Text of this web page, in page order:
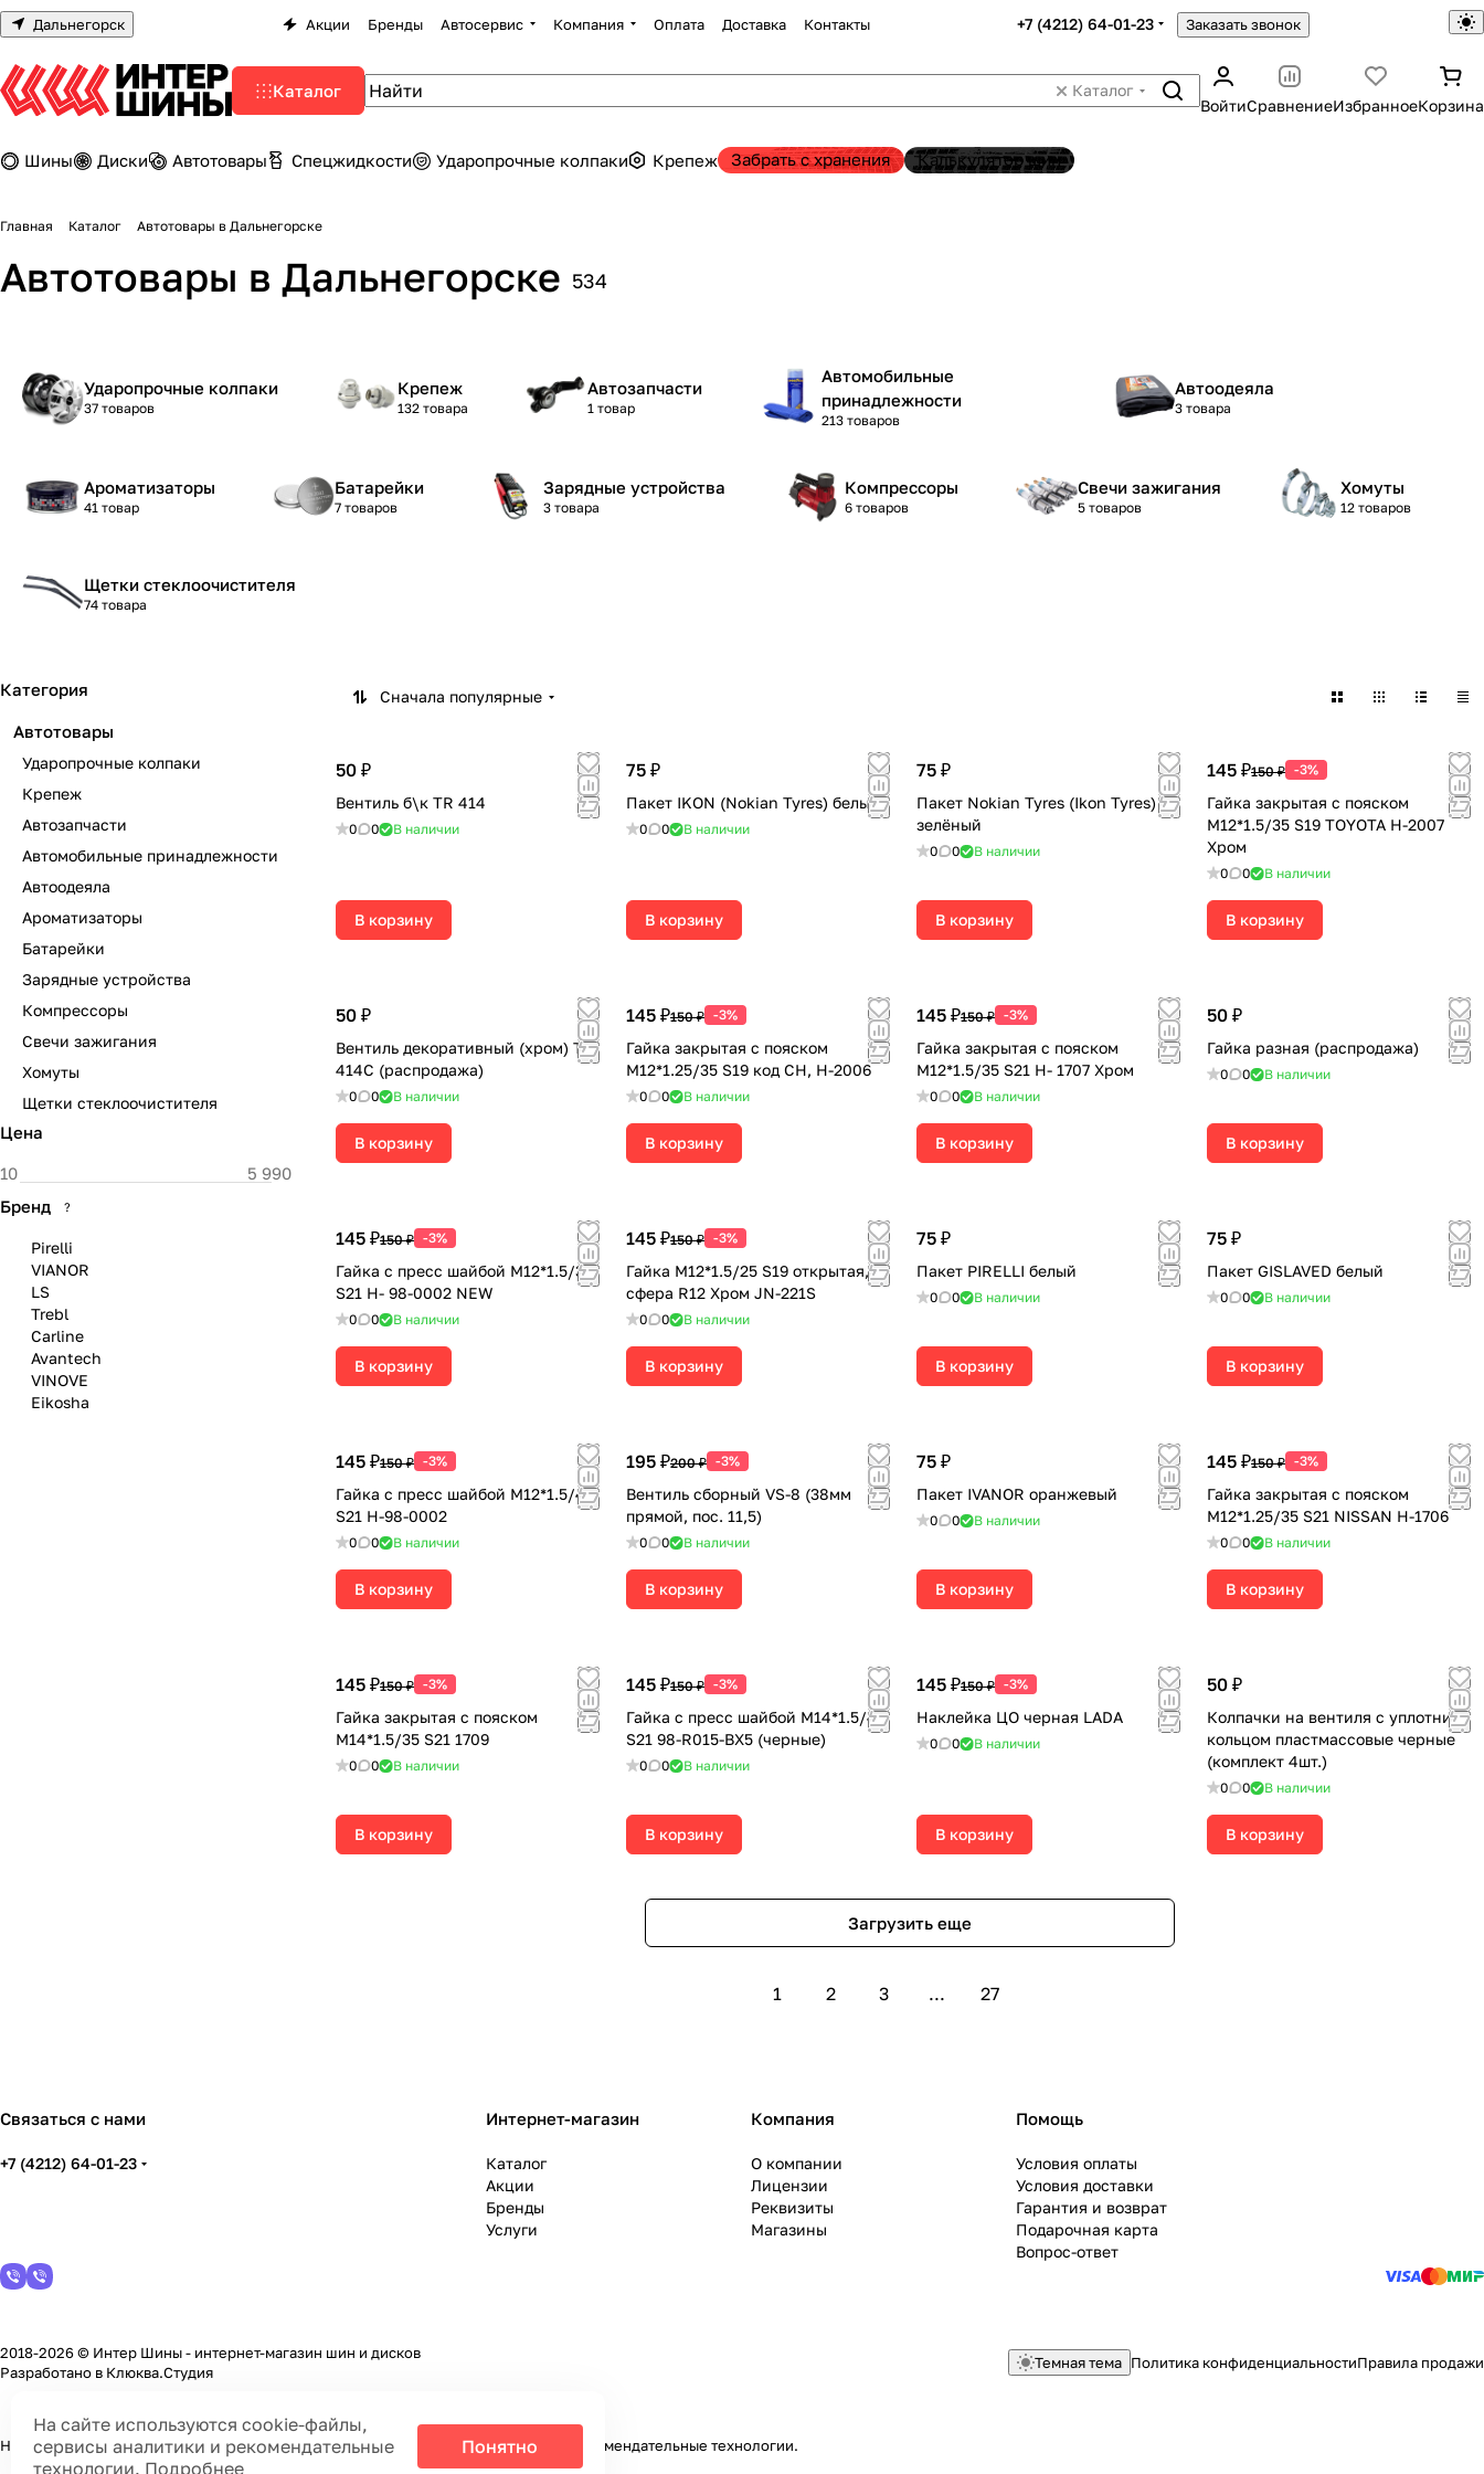
Дальнегорск Акции Бренды Автосервис Компания Оплата Доставка Контакты +7 (4212) 64-01-23 Заказать звонок
Каталог
Каталог
ВойтиСравнениеИзбранноеКорзина
Шины Диски Автотовары Спецжидкости Ударопрочные колпаки Крепеж Забрать с хранения Калькулятор шин
Главная Каталог Автотовары в Дальнегорске
Автотовары в Дальнегорске 534
Ударопрочные колпаки
37 товаров
Крепеж
132 товара
Автозапчасти
1 товар
Автомобильные
принадлежности
213 товаров
Автоодеяла
3 товара
Ароматизаторы
41 товар
Батарейки
7 товаров
Зарядные устройства
3 товара
Компрессоры
6 товаров
Свечи зажигания
5 товаров
Хомуты
12 товаров
Щетки стеклоочистителя
74 товара
Сначала популярные
50 ₽
Вентиль б\к TR 414
0 0 В наличии
В корзину
75 ₽
Пакет IKON (Nokian Tyres) белый
0 0 В наличии
В корзину
75 ₽
Пакет Nokian Tyres (Ikon Tyres)
зелёный
0 0 В наличии
В корзину
145 ₽150 ₽ -3%
Гайка закрытая с пояском
М12*1.5/35 S19 TOYOTA H-2007
Хром
0 0 В наличии
В корзину
50 ₽
Вентиль декоративный (хром) TR
414С (распродажа)
0 0 В наличии
В корзину
145 ₽150 ₽ -3%
Гайка закрытая с пояском
М12*1.25/35 S19 код CH, H-2006
0 0 В наличии
В корзину
145 ₽150 ₽ -3%
Гайка закрытая с пояском
М12*1.5/35 S21 H- 1707 Хром
0 0 В наличии
В корзину
50 ₽
Гайка разная (распродажа)
0 0 В наличии
В корзину
145 ₽150 ₽ -3%
Гайка с пресс шайбой М12*1.5/37
S21 H- 98-0002 NEW
0 0 В наличии
В корзину
145 ₽150 ₽ -3%
Гайка М12*1.5/25 S19 открытая,
сфера R12 Хром JN-221S
0 0 В наличии
В корзину
75 ₽
Пакет PIRELLI белый
0 0 В наличии
В корзину
75 ₽
Пакет GISLAVED белый
0 0 В наличии
В корзину
145 ₽150 ₽ -3%
Гайка с пресс шайбой М12*1.5/47
S21 H-98-0002
0 0 В наличии
В корзину
195 ₽200 ₽ -3%
Вентиль сборный VS-8 (38мм
прямой, пос. 11,5)
0 0 В наличии
В корзину
75 ₽
Пакет IVANOR оранжевый
0 0 В наличии
В корзину
145 ₽150 ₽ -3%
Гайка закрытая с пояском
М12*1.25/35 S21 NISSAN H-1706
0 0 В наличии
В корзину
145 ₽150 ₽ -3%
Гайка закрытая с пояском
М14*1.5/35 S21 1709
0 0 В наличии
В корзину
145 ₽150 ₽ -3%
Гайка с пресс шайбой М14*1.5/47
S21 98-R015-BX5 (черные)
0 0 В наличии
В корзину
145 ₽150 ₽ -3%
Наклейка ЦО черная LADA
0 0 В наличии
В корзину
50 ₽
Колпачки на вентиля с уплотнит.
кольцом пластмассовые черные
(комплект 4шт.)
0 0 В наличии
В корзину
Загрузить еще
1 2 3 ... 27
Категория
Автотовары
Ударопрочные колпаки
Крепеж
Автозапчасти
Автомобильные принадлежности
Автоодеяла
Ароматизаторы
Батарейки
Зарядные устройства
Компрессоры
Свечи зажигания
Хомуты
Щетки стеклоочистителя
Цена
Бренд ?
Pirelli
VIANOR
LS
Trebl
Carline
Avantech
VINOVE
Eikosha
Связаться с нами
+7 (4212) 64-01-23
Интернет-магазин
Каталог
Акции
Бренды
Услуги
Компания
О компании
Лицензии
Реквизиты
Магазины
Помощь
Условия оплаты
Условия доставки
Гарантия и возврат
Подарочная карта
Вопрос-ответ
2018-2026 © Интер Шины - интернет-магазин шин и дисков
Разработано в Клюква.Студия
Темная тема Политика конфиденциальностиПравила продажи
На информационном ресурсе применяютсяcookie-файлы, сервисы аналитики и рекомендательные технологии.
На сайте используются cookie-файлы,
сервисы аналитики и рекомендательные
технологии. Подробнее
Понятно